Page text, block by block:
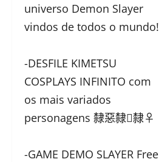
universo Demon Slayer
vindos de todos o mundo!
-DESFILE KIMETSU
COSPLAYS INFINITO com
os mais variados
personagens 隸惡隸隸‍♀️
-GAME DEMO SLAYER Free